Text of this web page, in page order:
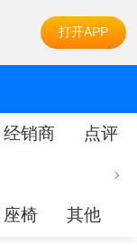
打开APP
经销商 点评
座椅 其他